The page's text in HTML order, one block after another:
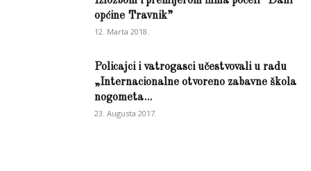
općine Travnik”
12. Marta 2018.
Policajci i vatrogasci učestvovali u radu
„Internacionalne otvoreno zabavne škola
nogometa...
23. Augusta 2017.